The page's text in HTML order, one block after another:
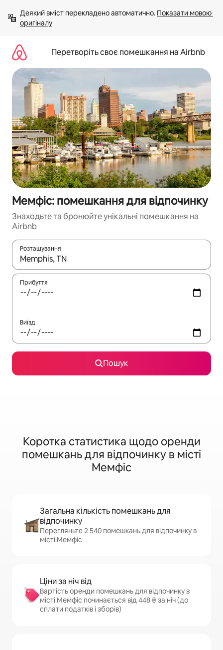
вмісту
Деякий вміст перекладено автоматично. Показати мовою
оригіналу
Перетворіть своє помешкання на Airbnb
Мемфіс: помешкання для відпочинку
Знаходьте та бронюйте унікальні помешкання на
Airbnb
Розташування
Отримавши результати пошуку, використовуйте для
Прибуття
Виїзд
Пошук
Коротка статистика щодо оренди
помешкань для відпочинку в місті
Мемфіс
Загальна кількість помешкань для
відпочинку
Перегляньте 2 540 помешкань для відпочинку в
місті Мемфіс
Ціни за ніч від
Вартість оренди помешкань для відпочинку в
місті Мемфіс починається від 448 ₴ за ніч (до
сплати податків і зборів)